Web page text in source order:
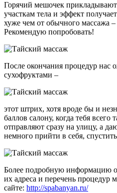
Горячий мешочек
участкам тела и эффект
хуже чем от обычного массажа –
Рекомендую попробовать!
После окончания процедур нас
сухофруктами –
этот штрих, хотя вроде бы и
баллов салону, когда тебя всего
отправляют сразу на улицу, а
немного прийти в себя,
Более подробную информацию о
их адреса и перечень
сайте: http://spabanyan.ru/